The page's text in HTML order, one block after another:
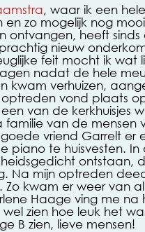
, waar ik een
zo mogelijk nog
ontvangen, heeft
nieuw
feit mocht ik wat
nadat de hele
kwam verhuizen,
vond plaats
van de kerkhuisjes
familie van de mensen
vriend Garrelt er
piano te huisvesten. In
ontstaan,
Na mijn optreden
Zo kwam er weer van
Haage ving me
zien hoe leuk het
B zien, lieve mensen!